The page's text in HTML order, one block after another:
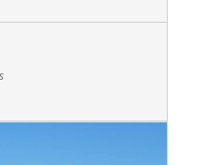
ao.